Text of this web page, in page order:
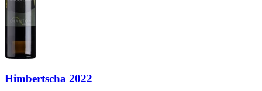
Himbertscha 2022